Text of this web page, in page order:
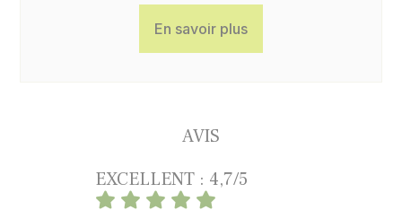
En savoir plus
AVIS
EXCELLENT : 4,7/5